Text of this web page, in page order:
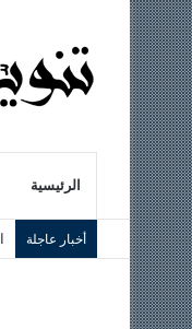
الرئيسية
أخبار عاجلة